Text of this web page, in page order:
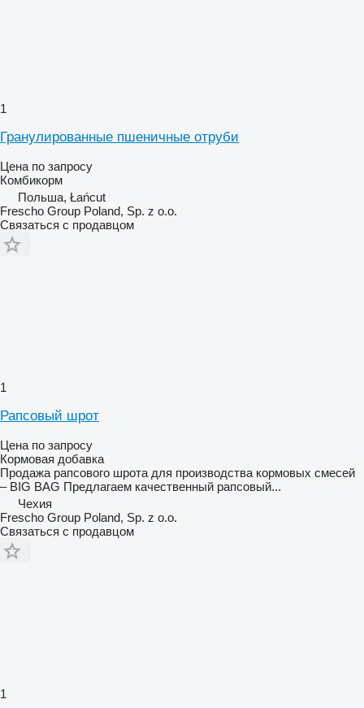
1
Гранулированные пшеничные отруби
Цена по запросу
Комбикорм
Польша, Łańcut
Frescho Group Poland, Sp. z o.o.
Связаться с продавцом
1
Рапсовый шрот
Цена по запросу
Кормовая добавка
Продажа рапсового шрота для производства кормовых смесей
– BIG BAG Предлагаем качественный рапсовый...
Чехия
Frescho Group Poland, Sp. z o.o.
Связаться с продавцом
1